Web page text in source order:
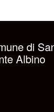
di
Albino